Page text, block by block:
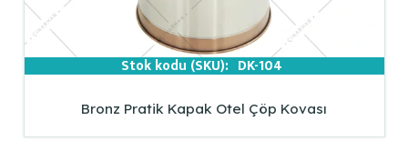
Stok kodu (SKU): DK-104
Bronz Pratik Kapak Otel Çöp Kovası